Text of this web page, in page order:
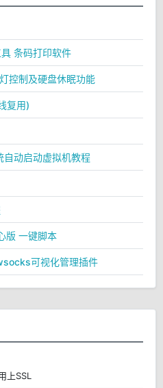
条码打印软件
控制及硬盘休眠功能
复用)
动启动虚拟机教程
版 一键脚本
可视化管理插件
上SSL